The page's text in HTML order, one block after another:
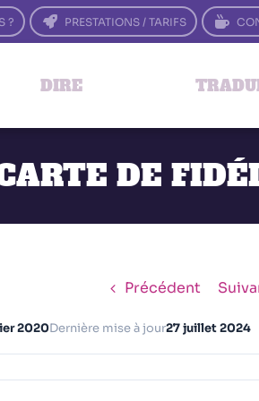
? PRESTATIONS / TARIFS
DIRE
DE
Précédent
2020Dernière mise à jour27 juillet 2024